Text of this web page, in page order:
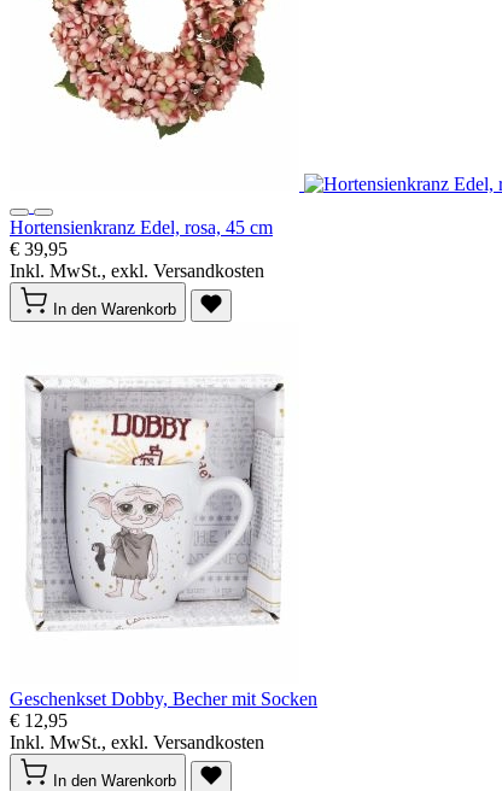
Hortensienkranz Edel, rosa, 45 cm
€ 39,95
Inkl. MwSt., exkl. Versandkosten
In den Warenkorb
Geschenkset Dobby, Becher mit Socken
€ 12,95
Inkl. MwSt., exkl. Versandkosten
In den Warenkorb